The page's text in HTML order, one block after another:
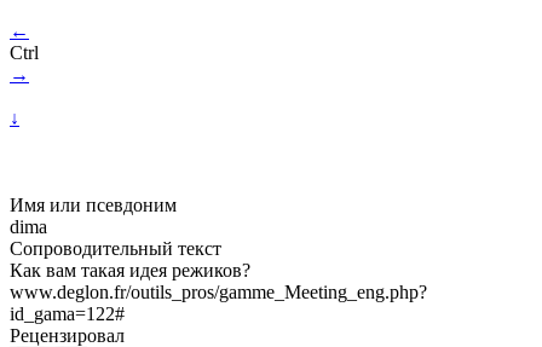
←
Ctrl
→
↓
Имя или псевдоним
dima
Сопроводительный текст
Как вам такая идея режиков?
www.deglon.fr/outils_pros/gamme_Meeting_eng.php?
id_gama=122#
Рецензировал